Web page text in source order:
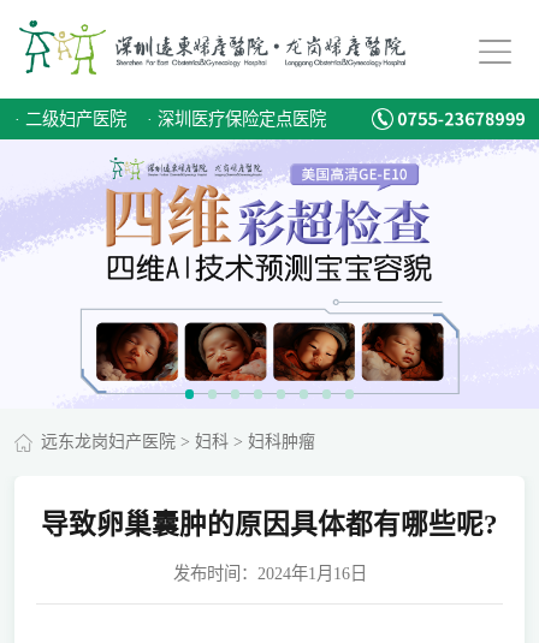
· 二级妇产医院 · 深圳医疗保险定点医院
远东龙岗妇产医院> 妇科> 妇科肿瘤
导致卵巢囊肿的原因具体都有哪些呢?
发布时间：2024年1月16日